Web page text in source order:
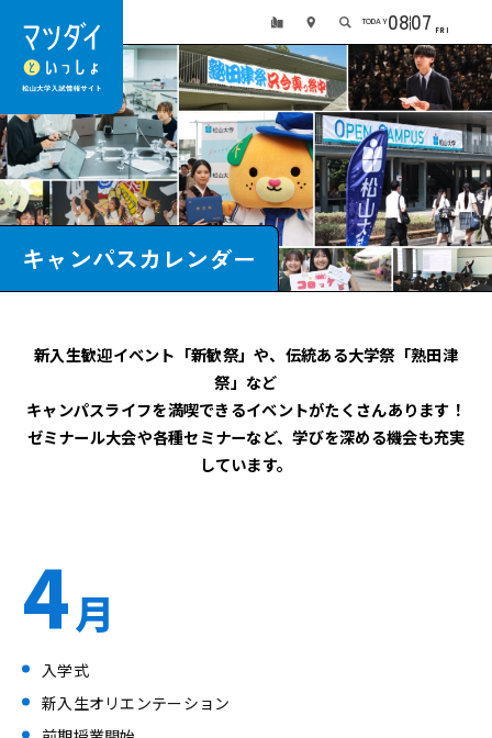
TODAY0807 FRI
キャンパスカレンダー
新入生歓迎イベント「新歓祭」や、伝統ある大学祭「熟田津
祭」など
キャンパスライフを満喫できるイベントがたくさんあります！
ゼミナール大会や各種セミナーなど、学びを深める機会も充実
しています。
4月
入学式
新入生オリエンテーション